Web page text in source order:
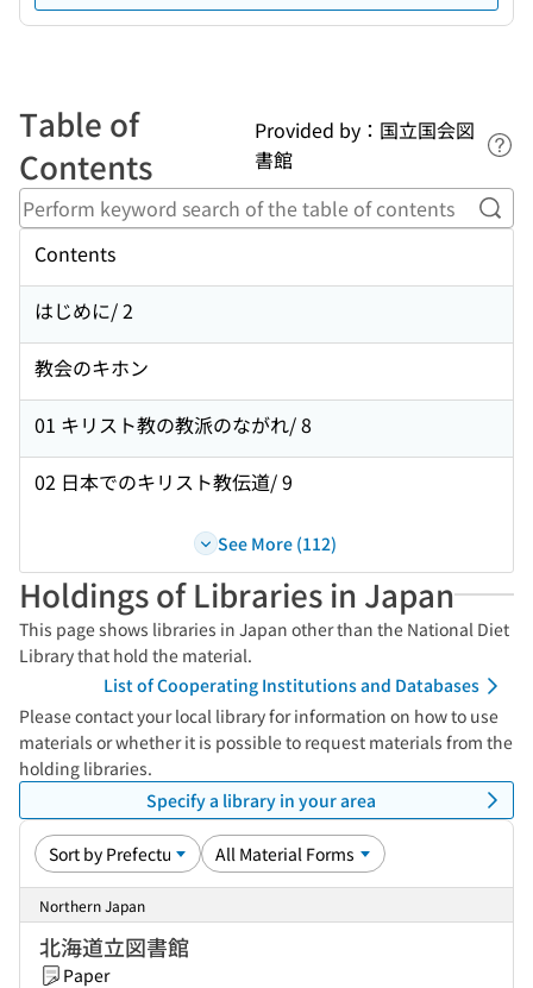
Table of
Contents
Provided by：国立国会図
書館
Contents
はじめに/ 2
教会のキホン
01 キリスト教の教派のながれ/ 8
02 日本でのキリスト教伝道/ 9
See More (112)
Holdings of Libraries in Japan
This page shows libraries in Japan other than the National Diet
Library that hold the material.
List of Cooperating Institutions and Databases
Please contact your local library for information on how to use
materials or whether it is possible to request materials from the
holding libraries.
Specify a library in your area
Northern Japan
北海道立図書館
Paper